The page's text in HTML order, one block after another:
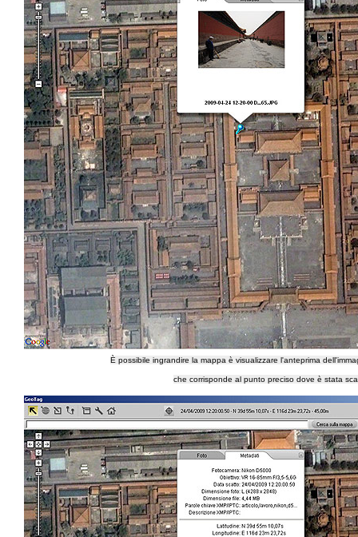
È possibile ingrandire la mappa è visualizzare l'anteprima
che corrisponde al punto preciso dove è stata